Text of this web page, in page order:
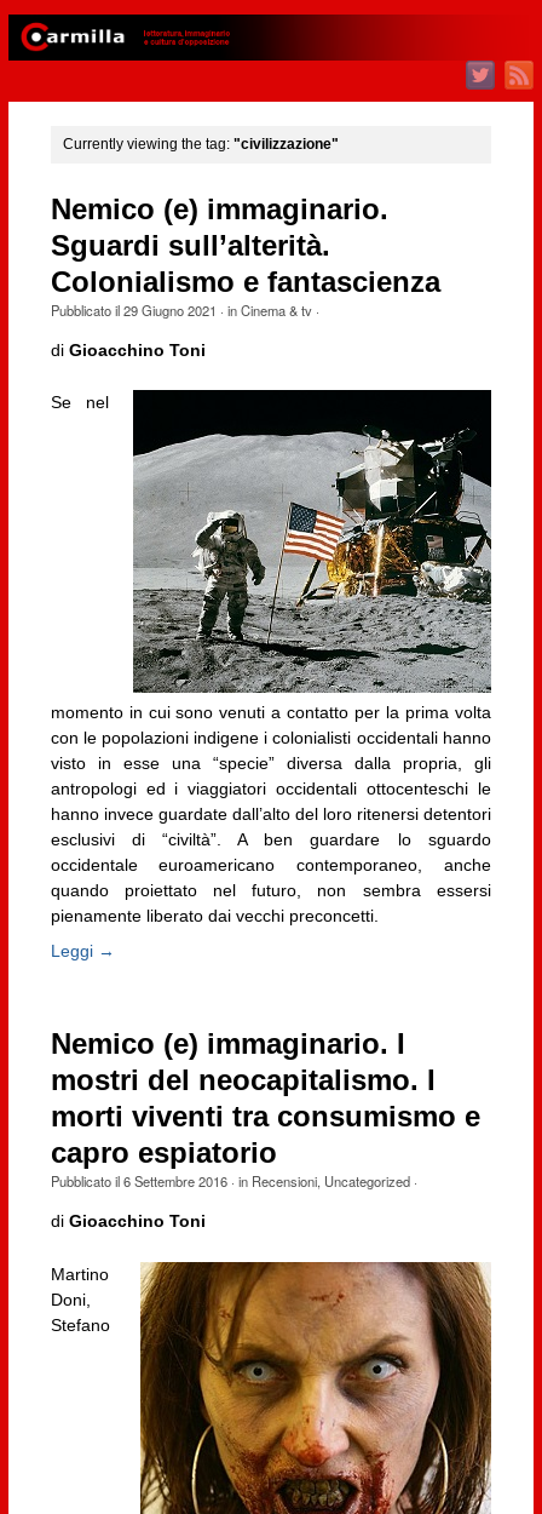
Currently viewing the tag: "civilizzazione"
Nemico (e) immaginario.
Sguardi sull’alterità.
Colonialismo e fantascienza
Pubblicato il29 Giugno 2021 · inCinema & tv·
di Gioacchino Toni
Se nel
momento in cui sono venuti a contatto per la prima volta
con le popolazioni indigene i colonialisti occidentali hanno
visto in esse una “specie” diversa dalla propria, gli
antropologi ed i viaggiatori occidentali ottocenteschi le
hanno invece guardate dall’alto del loro ritenersi detentori
esclusivi di “civiltà”. A ben guardare lo sguardo
occidentale euroamericano contemporaneo, anche
quando proiettato nel futuro, non sembra essersi
pienamente liberato dai vecchi preconcetti.
Leggi →
Nemico (e) immaginario. I
mostri del neocapitalismo. I
morti viventi tra consumismo e
capro espiatorio
Pubblicato il6 Settembre 2016· in Recensioni, Uncategorized·
di Gioacchino Toni
Martino
Doni,
Stefano